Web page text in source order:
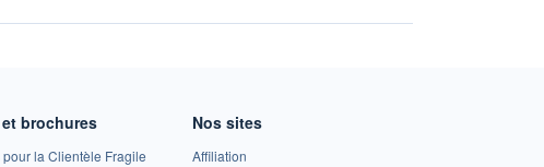
brochures
la Clientèle Fragile
Nos sites
Affiliation